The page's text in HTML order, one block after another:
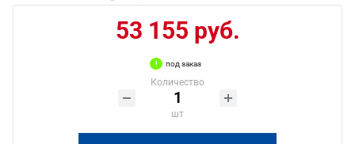
53 155 руб.
под заказ
Количество
шт